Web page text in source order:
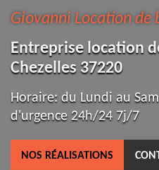
Giovanni Location de
Entreprise location
Chezelles 37220
Horaire: du Lundi au
d'urgence 24h/24 7j/7
NOS RÉALISATIONS